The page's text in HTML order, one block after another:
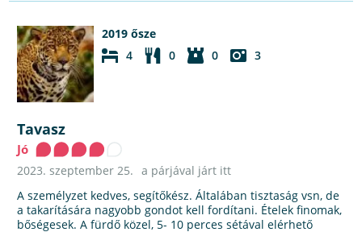
2019 ősze
4
0 0 3
Tavasz
Jó
2023. szeptember 25. a párjával járt itt
A személyzet kedves, segítőkész. Általában tisztaság vsn, de
a takarítására nagyobb gondot kell fordítani. Ételek finomak,
bőségesek. A fürdő közel, 5- 10 perces sétával elérhető